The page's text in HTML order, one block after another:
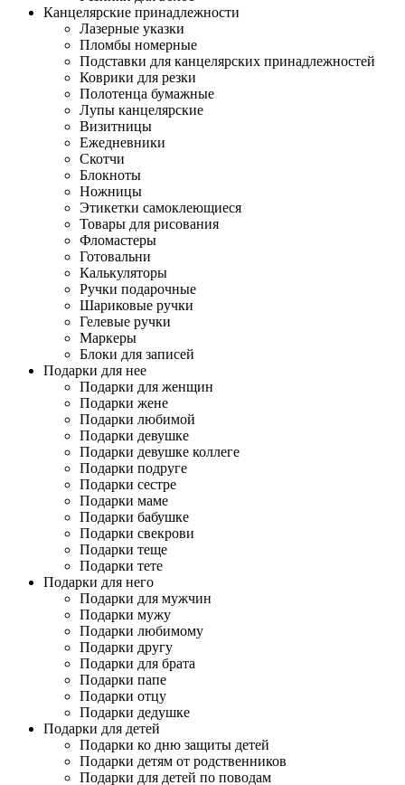
Канцелярские принадлежности
Лазерные указки
Пломбы номерные
Подставки для канцелярских принадлежностей
Коврики для резки
Полотенца бумажные
Лупы канцелярские
Визитницы
Ежедневники
Скотчи
Блокноты
Ножницы
Этикетки самоклеющиеся
Товары для рисования
Фломастеры
Готовальни
Калькуляторы
Ручки подарочные
Шариковые ручки
Гелевые ручки
Маркеры
Блоки для записей
Подарки для нее
Подарки для женщин
Подарки жене
Подарки любимой
Подарки девушке
Подарки девушке коллеге
Подарки подруге
Подарки сестре
Подарки маме
Подарки бабушке
Подарки свекрови
Подарки теще
Подарки тете
Подарки для него
Подарки для мужчин
Подарки мужу
Подарки любимому
Подарки другу
Подарки для брата
Подарки папе
Подарки отцу
Подарки дедушке
Подарки для детей
Подарки ко дню защиты детей
Подарки детям от родственников
Подарки для детей по поводам